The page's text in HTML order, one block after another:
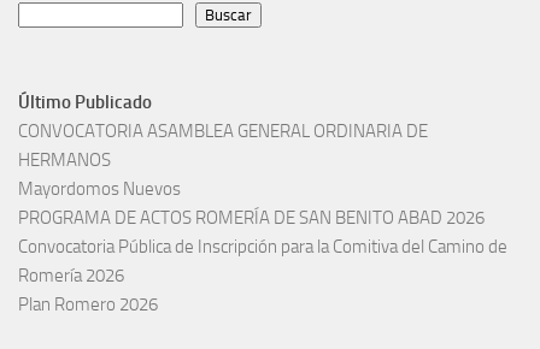
Buscar
Último Publicado
CONVOCATORIA ASAMBLEA GENERAL ORDINARIA DE
HERMANOS
Mayordomos Nuevos
PROGRAMA DE ACTOS ROMERÍA DE SAN BENITO ABAD 2026
Convocatoria Pública de Inscripción para la Comitiva del Camino de
Romería 2026
Plan Romero 2026